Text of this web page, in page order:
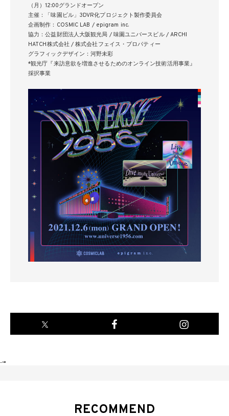
（月）12:00グランドオープン
主催：「味園ビル」3DVR化プロジェクト製作委員会
企画制作：COSMIC LAB / epigram inc.
協力：公益財団法人大阪観光局 / 味園ユニバースビル / ARCHI
HATCH株式会社 / 株式会社フェイス・プロパティー
グラフィックデザイン：河野未彩
*観光庁『来訪意欲を増進させるためのオンライン技術活用事業』
採択事業
-->
RECOMMEND